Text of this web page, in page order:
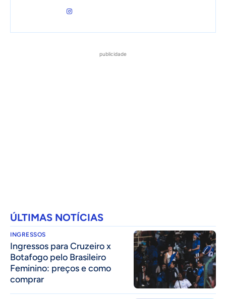
publicidade
ÚLTIMAS NOTÍCIAS
INGRESSOS
Ingressos para Cruzeiro x
Botafogo pelo Brasileiro
Feminino: preços e como
comprar